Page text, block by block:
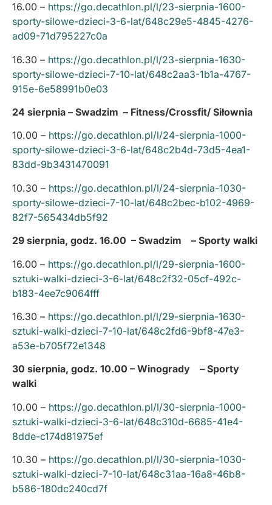
16.00 – https://go.decathlon.pl/l/23-sierpnia-1600-
sporty-silowe-dzieci-3-6-lat/648c29e5-4845-4276-
ad09-71d795227c0a
16.30 – https://go.decathlon.pl/l/23-sierpnia-1630-
sporty-silowe-dzieci-7-10-lat/648c2aa3-1b1a-4767-
915e-6e58991b0e03
24 sierpnia – Swadzim – Fitness/Crossfit/ Siłownia
10.00 – https://go.decathlon.pl/l/24-sierpnia-1000-
sporty-silowe-dzieci-3-6-lat/648c2b4d-73d5-4ea1-
83dd-9b3431470091
10.30 – https://go.decathlon.pl/l/24-sierpnia-1030-
sporty-silowe-dzieci-7-10-lat/648c2bec-b102-4969-
82f7-565434db5f92
29 sierpnia, godz. 16.00 – Swadzim – Sporty walki
16.00 – https://go.decathlon.pl/l/29-sierpnia-1600-
sztuki-walki-dzieci-3-6-lat/648c2f32-05cf-492c-
b183-4ee7c9064fff
16.30 – https://go.decathlon.pl/l/29-sierpnia-1630-
sztuki-walki-dzieci-7-10-lat/648c2fd6-9bf8-47e3-
a53e-b705f72e1348
30 sierpnia, godz. 10.00 – Winogrady – Sporty
walki
10.00 – https://go.decathlon.pl/l/30-sierpnia-1000-
sztuki-walki-dzieci-3-6-lat/648c310d-6685-41e4-
8dde-c174d81975ef
10.30 – https://go.decathlon.pl/l/30-sierpnia-1030-
sztuki-walki-dzieci-7-10-lat/648c31aa-16a8-46b8-
b586-180dc240cd7f